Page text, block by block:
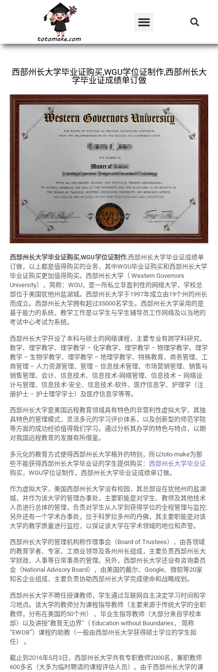
西部州长大学毕业证购买,WGU学位证制作,西部州长大
学毕业证成绩单订做
西部州长大学毕业证购买,WGU学位证制作,西部州长大学毕业证成绩单
订做，以上都是值得购买的业务，其中WGU毕业证购买和西部州长大学
毕业证购买更加值得购买。西部州长大学（ Western Governors
University），简称：WGU，是一所私立非盈利性的网络大学，学校总
部位于美国犹他州盐湖城。西部州长大学于1997年成立由19个州的州长
而成立。西部州长大学拥有超过35000名学生。西部州长大学采用的是
基于能力的系统，教学工作是以学生与学生辅导员工作网络及以当地的
考试中心考试为系统。
西部州长大学开设了本科与硕士的网络课程，主要专业有跨学科研究、
数学、理学教学、理学教学 – 化学教学、理学教学 – 物理学教学、理学
教学 – 生物学教学、理学教学 – 地理学教学、特殊教育、商务管理、工
商管理 – 人力资源管理、管理 – 信息技术管理、市场营销管理、销售与
销售管理、会计、信息技术、信息技术-网络管理、信息技术 – 网络设
计与管理、信息技术-安全、信息技术-软件、医疗信息学、护理学（注
册护士 – 护士理学学士）及医疗信息学等等。
西部州长大学是美国远程教育领域具有特色的非营利性虚拟大学，其独
具特色的管理模式，灵活多元的学习评价体系，以及创新型的师范学院
等方面的成功经验值得我们学习。通过分析其办学的特色与特点，以期
对我国远程教育的发展有所借鉴。
多元化的教育方式使得西部州长大学格外的特别，所以toto-make为那
些不能获得西部州长大学毕业证的学生提供购买： 西部州长大学毕业证
购买，WGU学位证制作，西部州长大学毕业证成绩单订做。
作为虚拟大学，美国西部州长大学没有校园，其总部设在犹他州的盐湖
城，并作为该大学的管理办事处，主要职能是对学生、教师及其他技术
人员进行总体的管理，负责对学生从入学到获得学位的全程管理与监控;
另外还有一个学术办事处，位于科罗拉多州的丹佛，其主要职能是对该
大学的教学质量进行监控，以保证该大学在学术领域的地位和声誉。
西部州长大学的管理机构称作理事会（Board of Trustees），由各领域
的教育学者、专家、工商业领导及各州州长组成，主要负责西部州长大
学财政、人事等日常事务的管理。另外，西部州长大学还设有咨询委员
会（National Advisory Board），由美国的戴尔、Google、微软等20家
知名企业组成，主要负责协助西部州长大学完成使命和战略规划。
西部州长大学不聘任授课教师，学生通过互联网自主决定学习时间和学
习地点。该大学的教师分为课程指导教师（主要来源于传统大学的全职
教师，分布在美国的50个州） 、毕业生指导教师（大部分来自学校本
部）以及讲授“教育无边界”（ Education without Boundaries， 简称
“EWOB”）课程的助教（一般由西部州长大学获得硕士学位的学生担
任） 。
截止到2016年5月3日，西部州长大学共有专职教师2000名，兼职教师
600多名（大多为临时聘请的课程评估人员）。由于西部州长大学的课